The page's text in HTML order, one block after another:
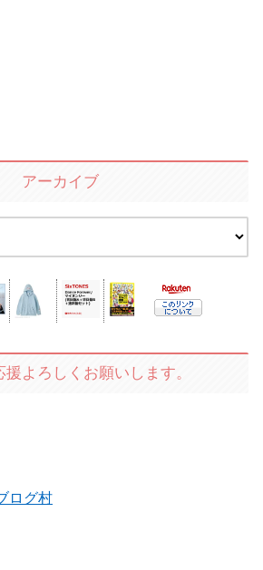
アーカイブ
よろしくお願いします。
ログ村